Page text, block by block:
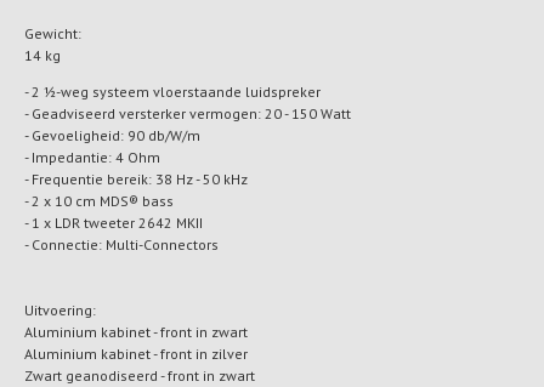
Gewicht:
14 kg
- 2 1⁄2-weg systeem vloerstaande luidspreker
- Geadviseerd versterker vermogen: 20 - 150 Watt
- Gevoeligheid: 90 db/W/m
- Impedantie: 4 Ohm
- Frequentie bereik: 38 Hz - 50 kHz
- 2 x 10 cm MDS® bass
- 1 x LDR tweeter 2642 MKII
- Connectie: Multi-Connectors
Uitvoering:
Aluminium kabinet - front in zwart
Aluminium kabinet - front in zilver
Zwart geanodiseerd - front in zwart